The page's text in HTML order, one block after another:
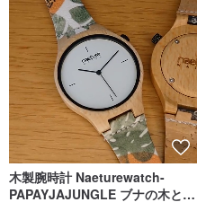
木製腕時計 Naeturewatch-
PAPAYJAJUNGLE ブナの木とコ